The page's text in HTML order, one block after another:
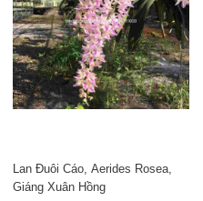
Lan Đuôi Cáo, Aerides Rosea,
Giáng Xuân Hồng